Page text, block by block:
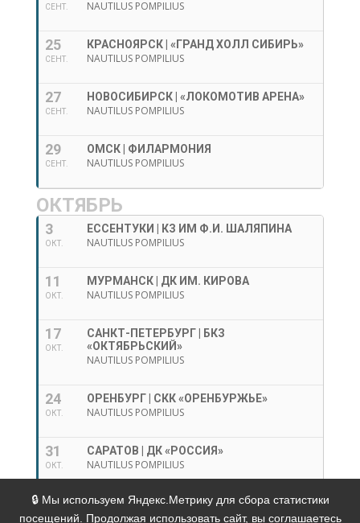
СЕНТ. NAUTILUS POMPILIUS
25
СЕНТ.
КРАСНОЯРСК | «ГРАНД ХОЛЛ СИБИРЬ»
NAUTILUS POMPILIUS
27
СЕНТ.
НОВОСИБИРСК | «ЛОКОМОТИВ АРЕНА»
NAUTILUS POMPILIUS
29
СЕНТ.
ОМСК | ФИЛАРМОНИЯ
NAUTILUS POMPILIUS
ОКТЯБРЬ
3
ОКТ.
ЕССЕНТУКИ | КЗ ИМ Ф.И. ШАЛЯПИНА
NAUTILUS POMPILIUS
11
ОКТ.
МУРМАНСК | ДК ИМ. КИРОВА
NAUTILUS POMPILIUS
17
ОКТ.
САНКТ-ПЕТЕРБУРГ | БКЗ
«ОКТЯБРЬСКИЙ»
NAUTILUS POMPILIUS
24
ОКТ.
ОРЕНБУРГ | СКК «ОРЕНБУРЖЬЕ»
NAUTILUS POMPILIUS
31
ОКТ.
САРАТОВ | ДК «РОССИЯ»
NAUTILUS POMPILIUS
Политика в отношении обработки персональных
🔒 Мы используем Яндекс.Метрику для сбора статистики
посещений. Продолжая использовать сайт, вы соглашаетесь